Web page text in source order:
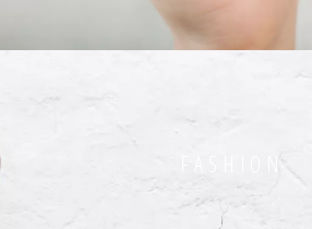
FASHION